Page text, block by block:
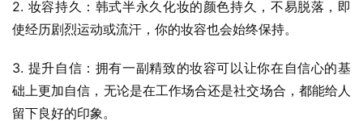
2. 妆容持久：韩式半永久化妆的颜色持久，不易脱落，即
使经历剧烈运动或流汗，你的妆容也会始终保持。
3. 提升自信：拥有一副精致的妆容可以让你在自信心的基
础上更加自信，无论是在工作场合还是社交场合，都能给人
留下良好的印象。